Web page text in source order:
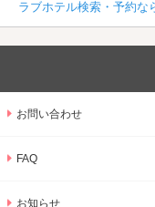
ラブホテル検索・予約な
お問い合わせ
FAQ
お知らせ